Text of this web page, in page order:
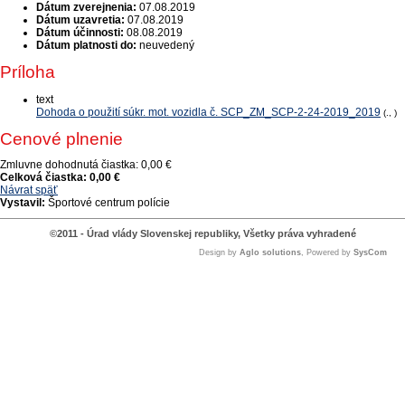
Dátum zverejnenia: 07.08.2019
Dátum uzavretia: 07.08.2019
Dátum účinnosti: 08.08.2019
Dátum platnosti do: neuvedený
Príloha
text
Dohoda o použití súkr. mot. vozidla č. SCP_ZM_SCP-2-24-2019_2019 (., )
Cenové plnenie
Zmluvne dohodnutá čiastka: 0,00 €
Celková čiastka: 0,00 €
Návrat späť
Vystavil: Športové centrum polície
©2011 - Úrad vlády Slovenskej republiky, Všetky práva vyhradené
Design by Aglo solutions, Powered by SysCom